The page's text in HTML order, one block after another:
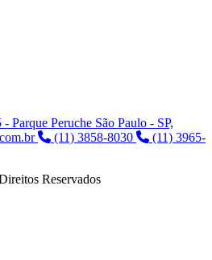
Parque Peruche São Paulo - SP,
(11) 3858-8030
(11) 3965-
Reservados